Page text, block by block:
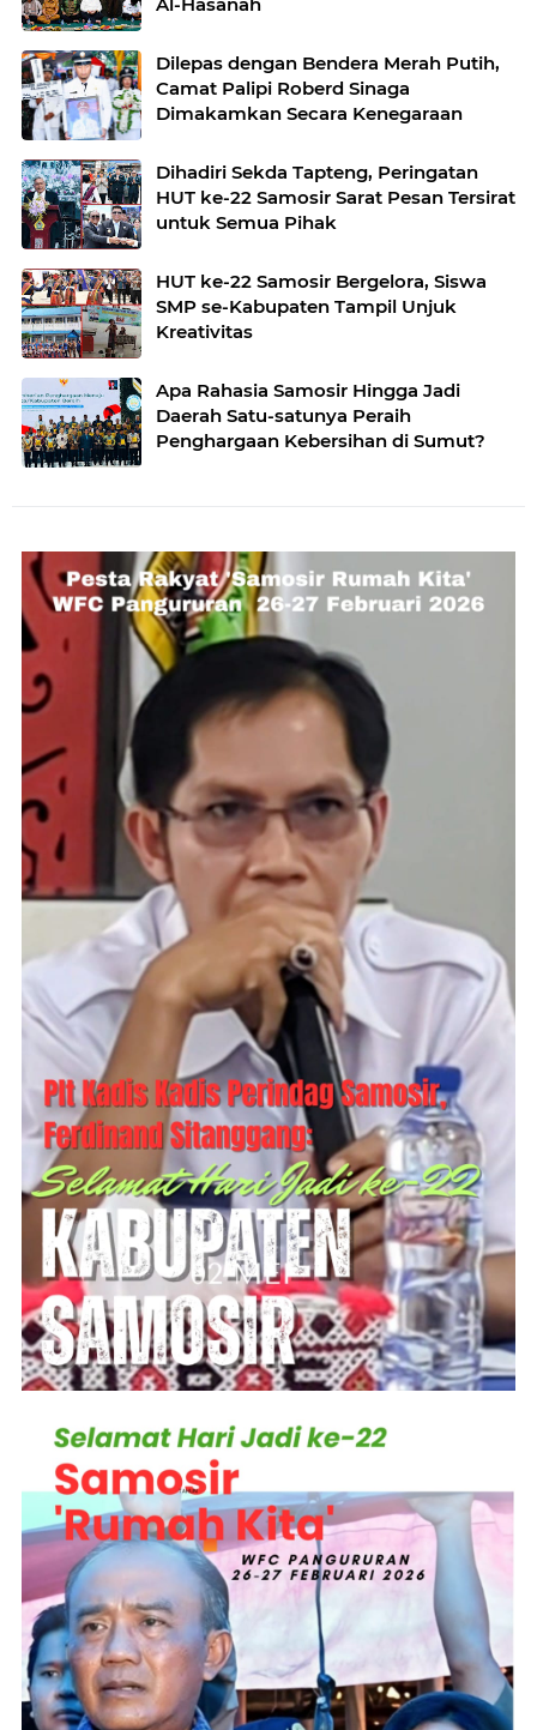
Dilepas dengan Bendera Merah Putih,
Camat Palipi Roberd Sinaga
Dimakamkan Secara Kenegaraan
Dihadiri Sekda Tapteng, Peringatan
HUT ke-22 Samosir Sarat Pesan Tersirat
untuk Semua Pihak
HUT ke-22 Samosir Bergelora, Siswa
SMP se-Kabupaten Tampil Unjuk
Kreativitas
Apa Rahasia Samosir Hingga Jadi
Daerah Satu-satunya Peraih
Penghargaan Kebersihan di Sumut?